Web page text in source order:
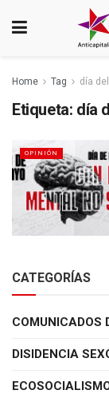
Home Tag día
Etiqueta: día
OPINIÓN
CATEGORÍAS
COMUNICADOS
DISIDENCIA